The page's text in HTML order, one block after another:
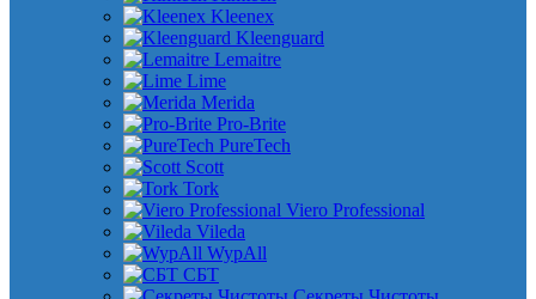
Kleenex
Kleenguard
Lemaitre
Lime
Merida
Pro-Brite
PureTech
Scott
Tork
Viero Professional
Vileda
WypAll
СБТ